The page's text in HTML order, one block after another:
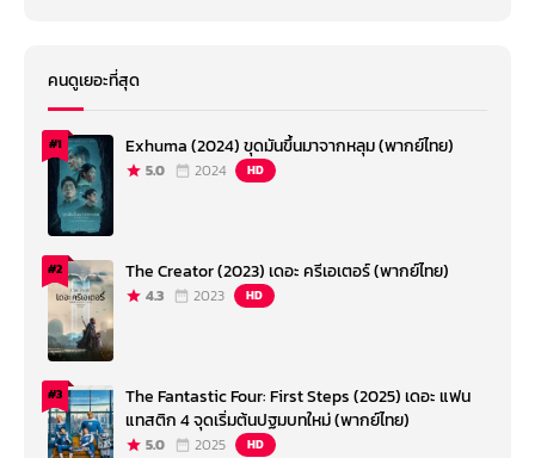
คนดูเยอะที่สุด
#1 Exhuma (2024) ขุดมันขึ้นมาจากหลุม (พากย์ไทย)
5.0 2024 HD
#2 The Creator (2023) เดอะ ครีเอเตอร์ (พากย์ไทย)
4.3 2023 HD
#3
The Fantastic Four: First Steps (2025) เดอะ แฟน
แทสติก 4 จุดเริ่มต้นปฐมบทใหม่ (พากย์ไทย)
5.0 2025 HD